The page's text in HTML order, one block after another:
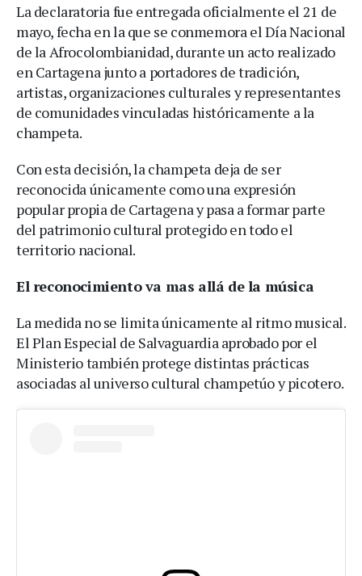
La declaratoria fue entregada oficialmente el 21 de
mayo, fecha en la que se conmemora el Día Nacional
de la Afrocolombianidad, durante un acto realizado
en Cartagena junto a portadores de tradición,
artistas, organizaciones culturales y representantes
de comunidades vinculadas históricamente a la
champeta.
Con esta decisión, la champeta deja de ser
reconocida únicamente como una expresión
popular propia de Cartagena y pasa a formar parte
del patrimonio cultural protegido en todo el
territorio nacional.
El reconocimiento va mas allá de la música
La medida no se limita únicamente al ritmo musical.
El Plan Especial de Salvaguardia aprobado por el
Ministerio también protege distintas prácticas
asociadas al universo cultural champetúo y picotero.